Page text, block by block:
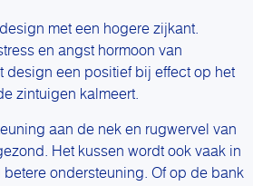
met een hogere zijkant.
en angst hormoon van
design een positief bij effect op het
zintuigen kalmeert.
aan de nek en rugwervel van
Het kussen wordt ook vaak in
ondersteuning. Of op de bank